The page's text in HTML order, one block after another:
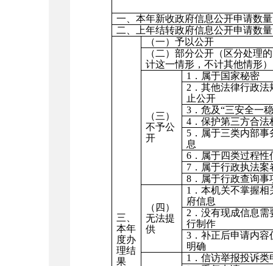
一、本年新收政府信息公开申请数量
二、上年结转政府信息公开申请数量
三、
本年
度办
理结
果
（一）予以公开
（二）部分公开（区分处理
计这一情形，不计其他情形）
（三）
不予公
开
1．属于国家秘密
2．其他法律行政法
止公开
3．危及“三安全一
4．保护第三方合法
5．属于三类内部事
息
6．属于四类过程性
7．属于行政执法案
8．属于行政查询事
（四）
无法提
供
1．本机关不掌握相
府信息
2．没有现成信息需
行制作
3．补正后申请内容
明确
1．信访举报投诉类